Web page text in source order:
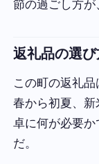
節の過ごし方が
返礼品の選
この町の返礼
春から初夏、
卓に何が必要
だ。